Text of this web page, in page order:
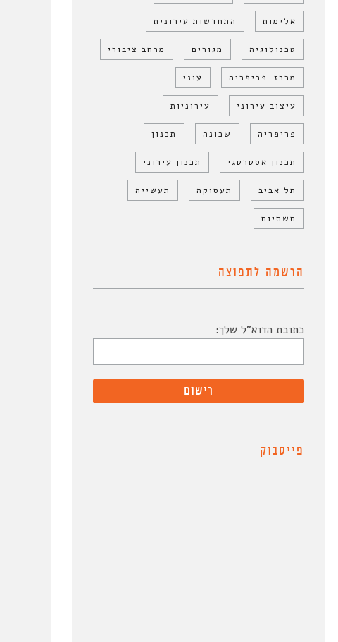
אלימות התחדשות עירונית
טכנולוגיה מגורים מרחב ציבורי
מרכז-פריפריה עוני
עיצוב עירוני עירוניות
פריפריה שכונה תכנון
תכנון אסטרטגי תכנון עירוני
תל אביב תעסוקה תעשייה
תשתיות
הרשמה לתפוצה
כתובת הדוא"ל שלך:
פייסבוק